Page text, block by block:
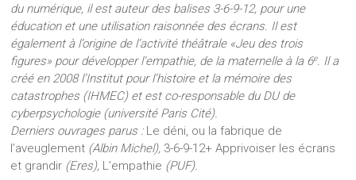
du numérique, il est auteur des balises 3-6-9-12, pour une
éducation et une utilisation raisonnée des écrans. Il est
également à l’origine de l’activité théâtrale «Jeu des trois
figures» pour développer l’empathie, de la maternelle à la 6e. Il a
créé en 2008 l’Institut pour l’histoire et la mémoire des
catastrophes (IHMEC) et est co-responsable du DU de
cyberpsychologie (université Paris Cité).
Derniers ouvrages parus : Le déni, ou la fabrique de
l’aveuglement (Albin Michel), 3-6-9-12+ Apprivoiser les écrans
et grandir (Eres), L’empathie (PUF).